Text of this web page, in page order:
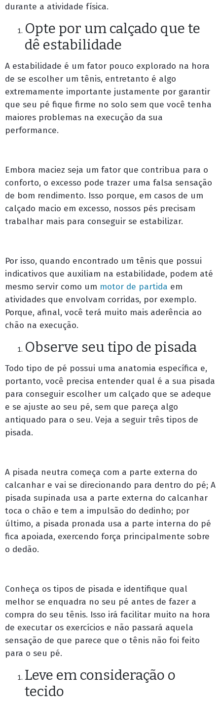
durante a atividade física.
Opte por um calçado que te
dê estabilidade
A estabilidade é um fator pouco explorado na hora
de se escolher um tênis, entretanto é algo
extremamente importante justamente por garantir
que seu pé fique firme no solo sem que você tenha
maiores problemas na execução da sua
performance.
Embora maciez seja um fator que contribua para o
conforto, o excesso pode trazer uma falsa sensação
de bom rendimento. Isso porque, em casos de um
calçado macio em excesso, nossos pés precisam
trabalhar mais para conseguir se estabilizar.
Por isso, quando encontrado um tênis que possui
indicativos que auxiliam na estabilidade, podem até
mesmo servir como um motor de partida em
atividades que envolvam corridas, por exemplo.
Porque, afinal, você terá muito mais aderência ao
chão na execução.
Observe seu tipo de pisada
Todo tipo de pé possui uma anatomia específica e,
portanto, você precisa entender qual é a sua pisada
para conseguir escolher um calçado que se adeque
e se ajuste ao seu pé, sem que pareça algo
antiquado para o seu. Veja a seguir três tipos de
pisada.
A pisada neutra começa com a parte externa do
calcanhar e vai se direcionando para dentro do pé; A
pisada supinada usa a parte externa do calcanhar
toca o chão e tem a impulsão do dedinho; por
último, a pisada pronada usa a parte interna do pé
fica apoiada, exercendo força principalmente sobre
o dedão.
Conheça os tipos de pisada e identifique qual
melhor se enquadra no seu pé antes de fazer a
compra do seu tênis. Isso irá facilitar muito na hora
de executar os exercícios e não passará aquela
sensação de que parece que o tênis não foi feito
para o seu pé.
Leve em consideração o
tecido